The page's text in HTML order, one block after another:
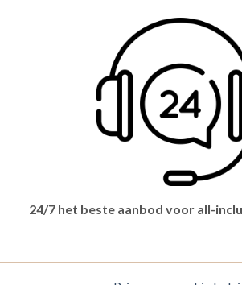
24/7 het beste aanbod voor all-